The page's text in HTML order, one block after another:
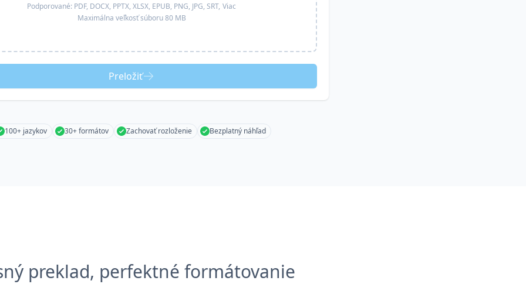
Podporované: PDF, DOCX, PPTX, XLSX, EPUB, PNG, JPG, SRT, Viac
Maximálna veľkosť súboru 80 MB
Preložiť
100+ jazykov 30+ formátov Zachovať rozloženie Bezplatný náhľad
preklad, perfektné formátovanie